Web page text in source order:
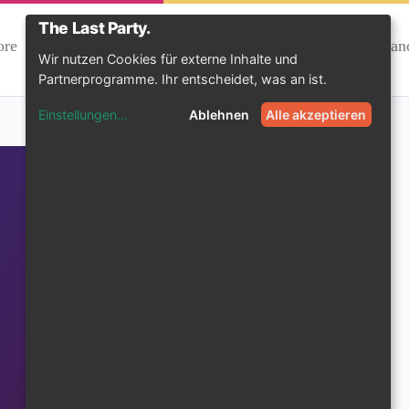
Outfit
Deko
Wir nutzen Cookies für externe Inhalte und
Partnerprogramme. Ihr entscheidet, was an ist.
Einstellungen... Ablehnen Alle akzeptieren